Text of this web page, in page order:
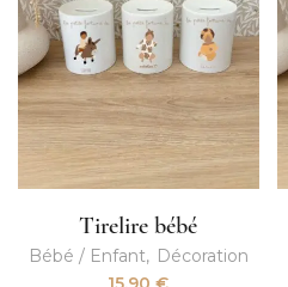
Tirelire bébé
Bébé / Enfant
Décoration